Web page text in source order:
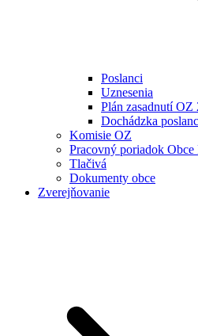
Poslanci
Uznesenia
Plán zasadnutí OZ
Dochádzka
Komisie OZ
Pracovný poriadok Obce
Tlačivá
Dokumenty obce
Zverejňovanie